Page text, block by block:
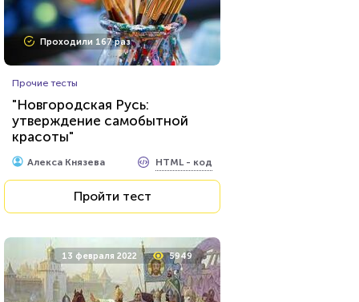
Проходили 167 раз
Прочие тесты
"Новгородская Русь:
утверждение самобытной
красоты"
Алекса Князева HTML - код
Пройти тест
13 февраля 2022 5949